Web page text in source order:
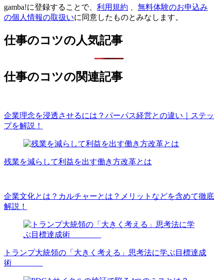
gamba!に登録することで、 利用規約 、 無料体験のお申込み
の個人情報の取扱いに同意したものとみなします。
仕事のコツの人気記事
仕事のコツの関連記事
企業理念を浸透させるには？パーパス経営との違い｜ステッ
プを解説！
残業を減らして利益を出す働き方改革とは
企業文化とは？カルチャーとは？メリットなどを含めて徹底
解説！
トランプ大統領の「大きく考える」思考法に学ぶ目標達成
術